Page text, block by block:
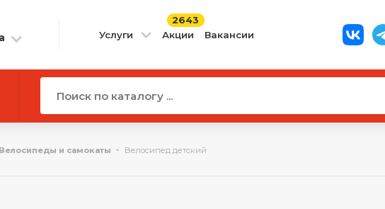
Услуги Акции
2643
Вакансии
Велосипеды и самокаты Велосипед детский